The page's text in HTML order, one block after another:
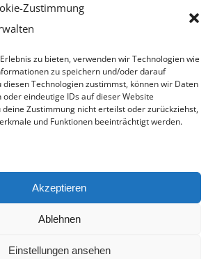
Zustimmung
zu bieten, verwenden wir Technologien wie
zu speichern und/oder darauf
diesen Technologien zustimmst, können wir Daten
eindeutige IDs auf dieser Website
Zustimmung nicht erteilst oder zurückziehst,
und Funktionen beeinträchtigt werden.
Akzeptieren
Ablehnen
Einstellungen ansehen
20095 Hamburg
7941
4509055 (N. Jacobsen)
2026 | Avada Theme by